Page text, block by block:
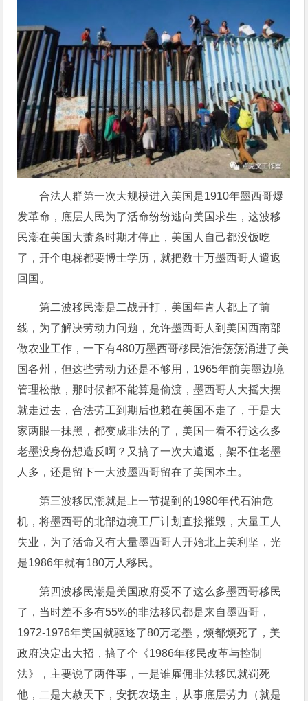
合法人群第一次大规模进入美国是1910年墨西哥爆
发革命，底层人民为了活命纷纷逃向美国求生，这波移
民潮在美国大萧条时期才停止，美国人自己都没饭吃
了，开个电梯都要博士学历，就把数十万墨西哥人遣返
回国。
第二波移民潮是二战开打，美国年青人都上了前
线，为了解决劳动力问题，允许墨西哥人到美国西南部
做农业工作，一下有480万墨西哥移民浩浩荡荡涌进了美
国各州，但这些劳动力还是不够用，1965年前美墨边境
管理松散，那时候都不能算是偷渡，墨西哥人大摇大摆
就走过去，合法劳工到期后也赖在美国不走了，于是大
家两眼一抹黑，都变成非法的了，美国一看不行这么多
老墨没身份想造反啊？又搞了一次大遣返，架不住老墨
人多，还是留下一大波墨西哥留在了美国本土。
第三波移民潮就是上一节提到的1980年代石油危
机，将墨西哥的北部边境工厂计划直接摧毁，大量工人
失业，为了活命又有大量墨西哥人开始北上美利坚，光
是1986年就有180万人移民。
第四波移民潮是美国政府受不了这么多墨西哥移民
了，当时差不多有55%的非法移民都是来自墨西哥，
1972-1976年美国就驱逐了80万老墨，烦都烦死了，美
政府决定出大招，搞了个《1986年移民改革与控制
法》，主要说了两件事，一是谁雇佣非法移民就罚死
他，二是大赦天下，安抚农场主，从事底层劳力（就是